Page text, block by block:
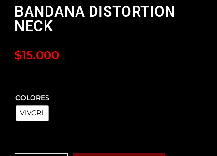
BANDANA DISTORTION
NECK
$15.000
COLORES
VIVCRL